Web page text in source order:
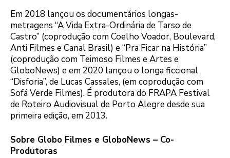
Em 2018 lançou os documentários longas-
metragens “A Vida Extra-Ordinária de Tarso de
Castro” (coprodução com Coelho Voador, Boulevard,
Anti Filmes e Canal Brasil) e “Pra Ficar na História”
(coprodução com Teimoso Filmes e Artes e
GloboNews) e em 2020 lançou o longa ficcional
“Disforia”, de Lucas Cassales, (em coprodução com
Sofá Verde Filmes). É produtora do FRAPA Festival
de Roteiro Audiovisual de Porto Alegre desde sua
primeira edição, em 2013.
Sobre Globo Filmes e GloboNews – Co-
Produtoras